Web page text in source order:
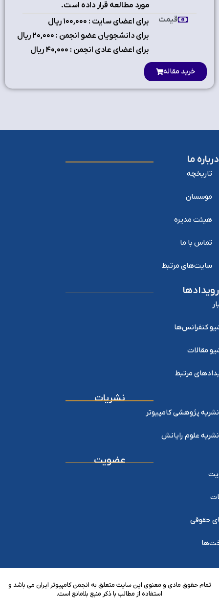
مورد مطالعه قرار داده است.
برای اعضای سایت : ۱٠٠,٠٠٠ ریال
برای دانشجویان عضو انجمن : ۲٠,٠٠٠ ریال
برای اعضای عادی انجمن : ۴٠,٠٠٠ ریال
قیمت
خرید مقاله
درباره ما
تاریخچه
موسسان
هیئت مدیره
تماس با ما
سایت‌های مرتبط
رویدادها
کنفرانس‌ها
مقالات
مرتبط
نشریات
نشریه پژوهشی کامپیوتر
نشریه علوم رایانش
عضویت
حقوقی
تمام حقوق مادی و معنوی این سایت متعلق به انجمن کامپیوتر ایران می باشد و
استفاده از مطالب با ذکر منبع بلامانع است.